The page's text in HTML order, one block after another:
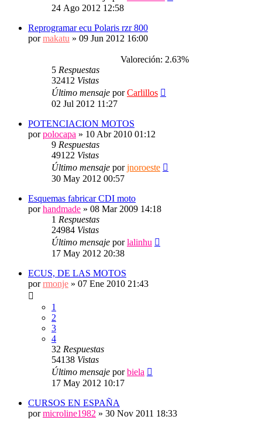
24 Ago 2012 12:58
Reprogramar ecu Polaris rzr 800
pormakatu » 09 Jun 2012 16:00
Valoreción: 2.63%
5 Respuestas
32412 Vistas
Último mensaje porCarlillos
02 Jul 2012 11:27
POTENCIACION MOTOS
porpolocapa » 10 Abr 2010 01:12
9 Respuestas
49122 Vistas
Último mensaje porjnoroeste
30 May 2012 00:57
Esquemas fabricar CDI moto
porhandmade » 08 Mar 2009 14:18
1 Respuestas
24984 Vistas
Último mensaje porlalinhu
17 May 2012 20:38
ECUS, DE LAS MOTOS
porrmonje » 07 Ene 2010 21:43
1
2
3
4
32 Respuestas
54138 Vistas
Último mensaje porbiela
17 May 2012 10:17
CURSOS EN ESPAÑA
pormicroline1982 » 30 Nov 2011 18:33